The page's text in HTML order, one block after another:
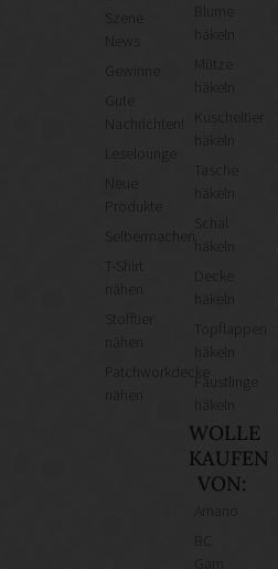
Gute
Nachrichten!
Leselounge
Produkte
Selbermachen
T-Shirt
Stofftier
Patchworkdecke
häkeln
Mütze
häkeln
Kuscheltier
Tasche
häkeln
Topflappen
häkeln
Fäustlinge
häkeln
WOLLE
KAUFEN
VON: